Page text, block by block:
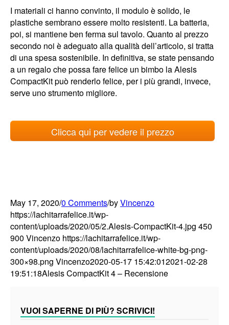
I materiali ci hanno convinto, il modulo è solido, le
plastiche sembrano essere molto resistenti. La batteria,
poi, si mantiene ben ferma sul tavolo. Quanto al prezzo
secondo noi è adeguato alla qualità dell’articolo, si tratta
di una spesa sostenibile. In definitiva, se state pensando
a un regalo che possa fare felice un bimbo la Alesis
CompactKit può renderlo felice, per i più grandi, invece,
serve uno strumento migliore.
Clicca qui per vedere il prezzo
May 17, 2020/0 Comments/byVincenzo
https://lachitarrafelice.it/wp-
content/uploads/2020/05/2.Alesis-CompactKit-4.jpg 450
900 Vincenzo https://lachitarrafelice.it/wp-
content/uploads/2020/08/lachitarrafelice-white-bg-png-
300×98.png Vincenzo2020-05-17 15:42:012021-02-28
19:51:18Alesis CompactKit 4 – Recensione
VUOI SAPERNE DI PIÙ? SCRIVICI!